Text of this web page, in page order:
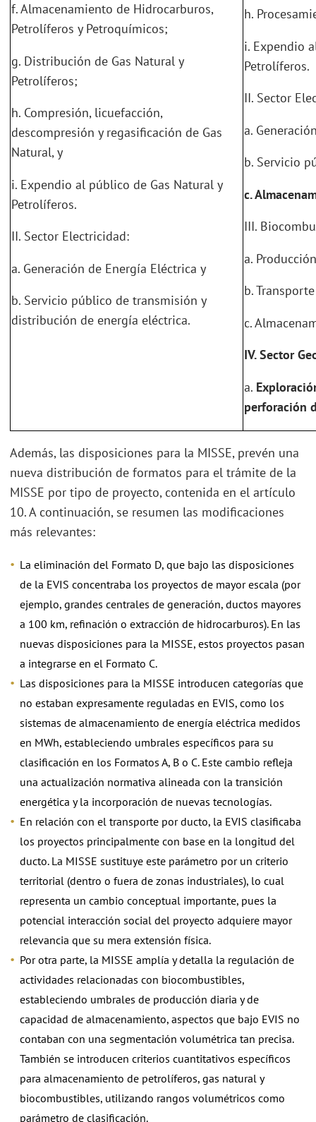
f. Almacenamiento de Hidrocarburos,
Petrolíferos y Petroquímicos;
g. Distribución de Gas Natural y
Petrolíferos;
h. Compresión, licuefacción,
descompresión y regasificación de Gas
Natural, y
i. Expendio al público de Gas Natural y
Petrolíferos.
II. Sector Electricidad:
a. Generación de Energía Eléctrica y
b. Servicio público de transmisión y
distribución de energía eléctrica.
h.
i. Expendio
Petrolíferos.
II. Sector
a.
b. Servicio
c.
III.
a.
b.
c.
IV. Sector
a.
perforación
Además, las disposiciones para la MISSE, prevén una
nueva distribución de formatos para el trámite de la
MISSE por tipo de proyecto, contenida en el artículo
10. A continuación, se resumen las modificaciones
más relevantes:
La eliminación del Formato D, que bajo las disposiciones
de la EVIS concentraba los proyectos de mayor escala (por
ejemplo, grandes centrales de generación, ductos mayores
a 100 km, refinación o extracción de hidrocarburos). En las
nuevas disposiciones para la MISSE, estos proyectos pasan
a integrarse en el Formato C.
Las disposiciones para la MISSE introducen categorías que
no estaban expresamente reguladas en EVIS, como los
sistemas de almacenamiento de energía eléctrica medidos
en MWh, estableciendo umbrales específicos para su
clasificación en los Formatos A, B o C. Este cambio refleja
una actualización normativa alineada con la transición
energética y la incorporación de nuevas tecnologías.
En relación con el transporte por ducto, la EVIS clasificaba
los proyectos principalmente con base en la longitud del
ducto. La MISSE sustituye este parámetro por un criterio
territorial (dentro o fuera de zonas industriales), lo cual
representa un cambio conceptual importante, pues la
potencial interacción social del proyecto adquiere mayor
relevancia que su mera extensión física.
Por otra parte, la MISSE amplía y detalla la regulación de
actividades relacionadas con biocombustibles,
estableciendo umbrales de producción diaria y de
capacidad de almacenamiento, aspectos que bajo EVIS no
contaban con una segmentación volumétrica tan precisa.
También se introducen criterios cuantitativos específicos
para almacenamiento de petrolíferos, gas natural y
biocombustibles, utilizando rangos volumétricos como
parámetro de clasificación.